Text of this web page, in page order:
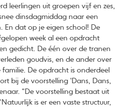
leerlingen uit groepen vijf en zes,
dinsdagmiddag naar een
En dat op je eigen school! De
week al een opdracht
gedicht. De één over de tranen
goudvis, en de ander over
De opdracht is onderdeel
bij de voorstelling ‘Dans, Dans,
“De voorstelling bestaat uit
is er een vaste structuur,